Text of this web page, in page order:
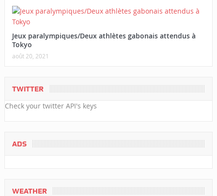
Jeux paralympiques/Deux athlètes gabonais attendus à
Tokyo
août 20, 2021
TWITTER
Check your twitter API's keys
ADS
WEATHER